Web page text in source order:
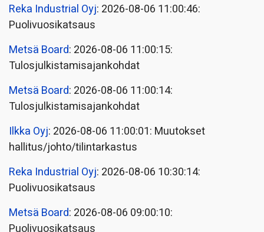
Reka Industrial Oyj: 2026-08-06 11:00:46:
Puolivuosikatsaus
Metsä Board: 2026-08-06 11:00:15:
Tulosjulkistamisajankohdat
Metsä Board: 2026-08-06 11:00:14:
Tulosjulkistamisajankohdat
Ilkka Oyj: 2026-08-06 11:00:01: Muutokset
hallitus/johto/tilintarkastus
Reka Industrial Oyj: 2026-08-06 10:30:14:
Puolivuosikatsaus
Metsä Board: 2026-08-06 09:00:10:
Puolivuosikatsaus